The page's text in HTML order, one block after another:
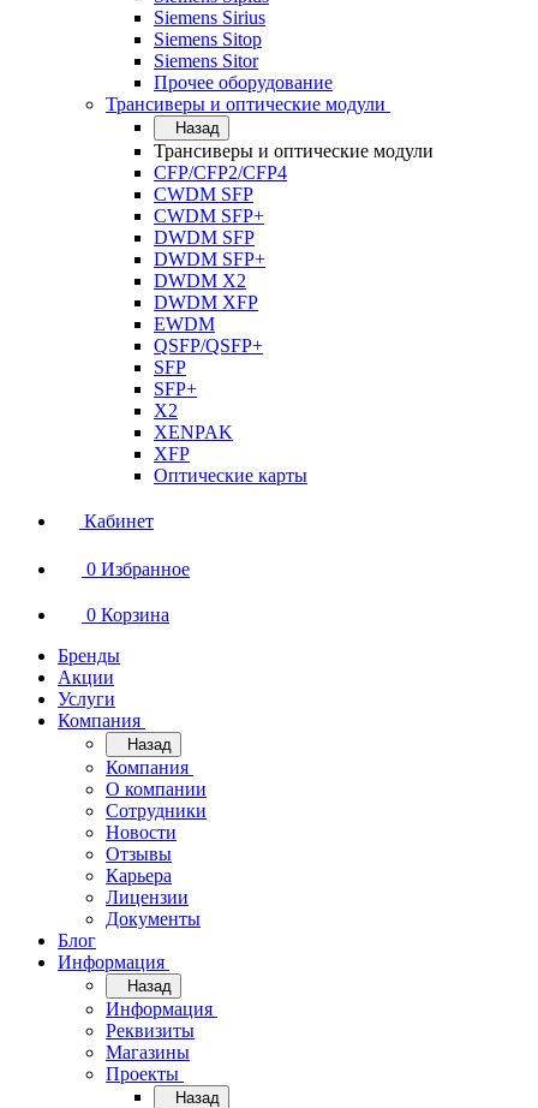
Siemens Sirius
Siemens Sitop
Siemens Sitor
Прочее оборудование
Трансиверы и оптические модули
Назад
Трансиверы и оптические модули
CFP/CFP2/CFP4
CWDM SFP
CWDM SFP+
DWDM SFP
DWDM SFP+
DWDM X2
DWDM XFP
EWDM
QSFP/QSFP+
SFP
SFP+
X2
XENPAK
XFP
Оптические карты
Кабинет
0 Избранное
0 Корзина
Бренды
Акции
Услуги
Компания
Назад
Компания
О компании
Сотрудники
Новости
Отзывы
Карьера
Лицензии
Документы
Блог
Информация
Назад
Информация
Реквизиты
Магазины
Проекты
Назад